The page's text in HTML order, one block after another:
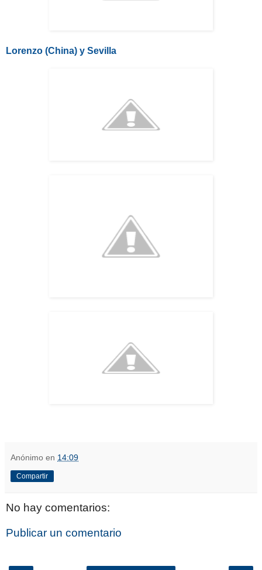
Lorenzo (China) y Sevilla
Anónimo en 14:09
Compartir
No hay comentarios:
Publicar un comentario